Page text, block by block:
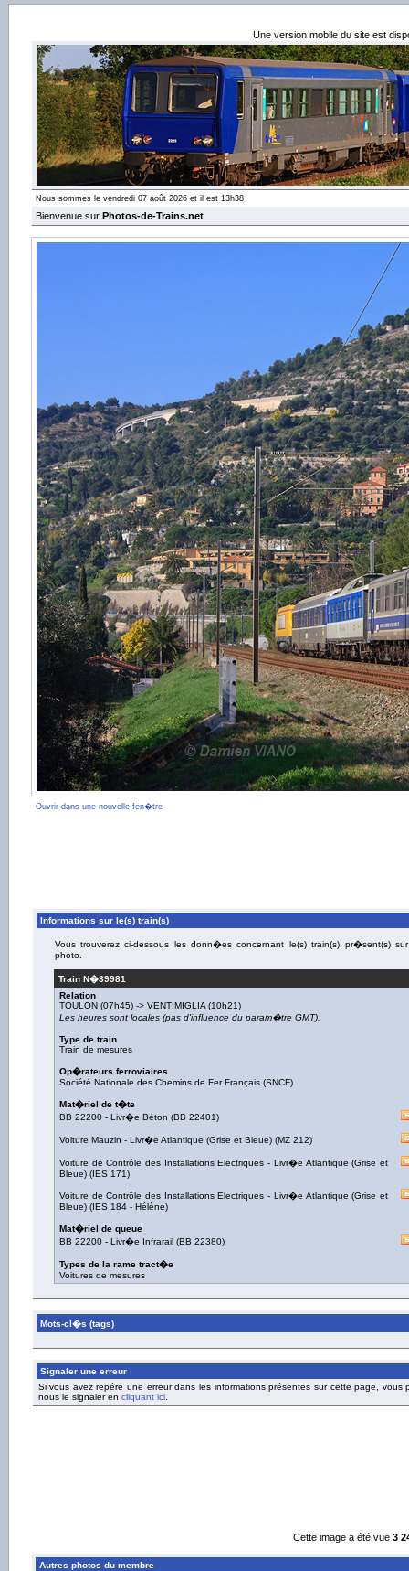
Une version mobile du site est
Nous sommes le vendredi 07 août 2026 et il est 13h38
Bienvenue sur Photos-de-Trains.net
Ouvrir dans une nouvelle fen�tre
Informations sur le(s) train(s)
Vous trouverez ci-dessous les donn�es concernant le(s) train(s) pr�sent(s)
photo.
Train N�39981
Relation
TOULON (07h45) -> VENTIMIGLIA (10h21)
Les heures sont locales (pas d'influence du param�tre GMT).
Type de train
Train de mesures
Op�rateurs ferroviaires
Société Nationale des Chemins de Fer Français (SNCF)
Mat�riel de t�te
BB 22200 - Livr�e Béton (BB 22401)
Voiture Mauzin - Livr�e Atlantique (Grise et Bleue) (MZ 212)
Voiture de Contrôle des Installations Electriques - Livr�e Atlantique (Grise et
Bleue) (IES 171)
Voiture de Contrôle des Installations Electriques - Livr�e Atlantique (Grise et
Bleue) (IES 184 - Hélène)
Mat�riel de queue
BB 22200 - Livr�e Infrarail (BB 22380)
Types de la rame tract�e
Voitures de mesures
Mots-cl�s (tags)
Signaler une erreur
Si vous avez repéré une erreur dans les informations présentes sur cette page, vous
nous le signaler en cliquant ici.
Cette image a été vue 3
Autres photos du membre